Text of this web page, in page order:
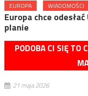
EUROPA WIADOMOŚCI
Europa chce
planie
PODOBA CI SIĘ TO
21 maja 2026